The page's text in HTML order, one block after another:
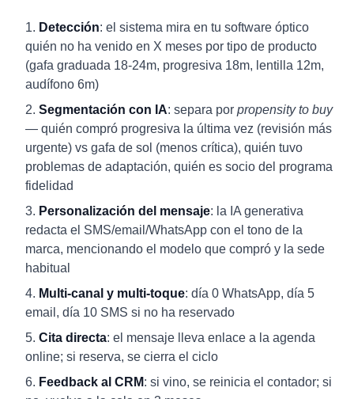
Detección: el sistema mira en tu software óptico
quién no ha venido en X meses por tipo de producto
(gafa graduada 18-24m, progresiva 18m, lentilla 12m,
audífono 6m)
Segmentación con IA: separa por propensity to buy
— quién compró progresiva la última vez (revisión más
urgente) vs gafa de sol (menos crítica), quién tuvo
problemas de adaptación, quién es socio del programa
fidelidad
Personalización del mensaje: la IA generativa
redacta el SMS/email/WhatsApp con el tono de la
marca, mencionando el modelo que compró y la sede
habitual
Multi-canal y multi-toque: día 0 WhatsApp, día 5
email, día 10 SMS si no ha reservado
Cita directa: el mensaje lleva enlace a la agenda
online; si reserva, se cierra el ciclo
Feedback al CRM: si vino, se reinicia el contador; si